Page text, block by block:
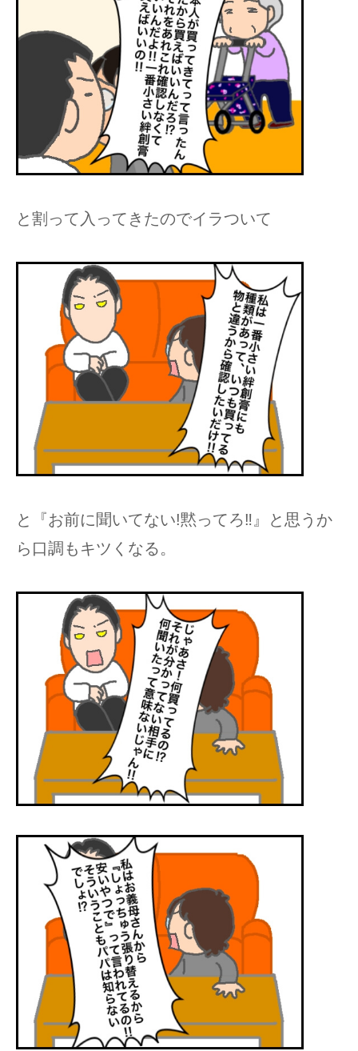
と割って入ってきたのでイラついて
と『お前に聞いてない!黙ってろ‼︎』と思うか
ら口調もキツくなる。